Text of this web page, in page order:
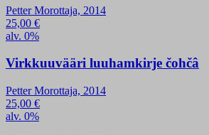
Petter Morottaja, 2014
25,00 €
alv. 0%
Virkkuuvääri luuhamkirje čohčâ
Petter Morottaja, 2014
25,00 €
alv. 0%